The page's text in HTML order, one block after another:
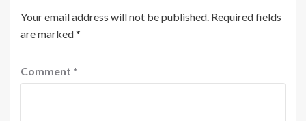
Your email address will not be published. Required fields
are marked*
Comment *